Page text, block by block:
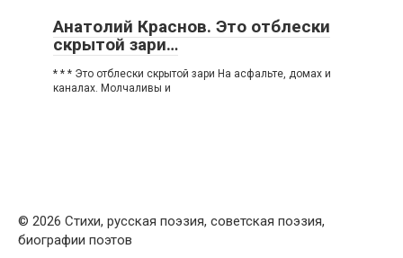
Анатолий Краснов. Это отблески
скрытой зари…
* * * Это отблески скрытой зари На асфальте, домах и
каналах. Молчаливы и
© 2026 Стихи, русская поэзия, советская поэзия,
биографии поэтов